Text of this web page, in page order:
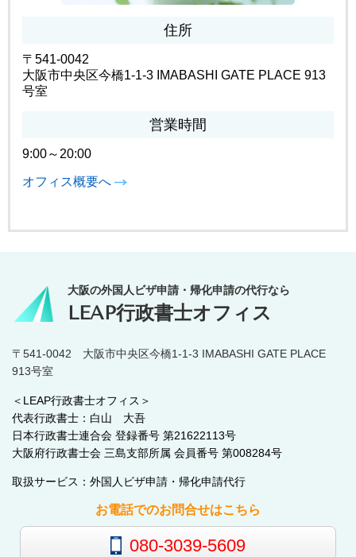
住所
〒541-0042
大阪市中央区今橋1-1-3 IMABASHI GATE PLACE 913
号室
営業時間
9:00～20:00
オフィス概要へ
大阪の外国人ビザ申請・帰化申請の代行なら
LEAP行政書士オフィス
〒541-0042 大阪市中央区今橋1-1-3 IMABASHI GATE PLACE
913号室
＜LEAP行政書士オフィス＞
代表行政書士：白山 大吾
日本行政書士連合会 登録番号 第21622113号
大阪府行政書士会 三島支部所属 会員番号 第008284号
取扱サービス：外国人ビザ申請・帰化申請代行
お電話でのお問合せはこちら
080-3039-5609